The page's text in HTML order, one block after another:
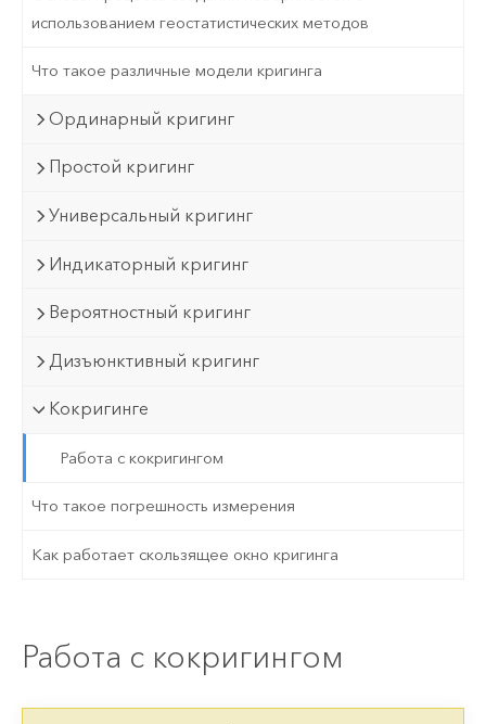
использованием геостатистических методов
Что такое различные модели кригинга
Ординарный кригинг
Простой кригинг
Универсальный кригинг
Индикаторный кригинг
Вероятностный кригинг
Дизъюнктивный кригинг
Кокригинге
Работа с кокригингом
Что такое погрешность измерения
Как работает скользящее окно кригинга
Работа с кокригингом